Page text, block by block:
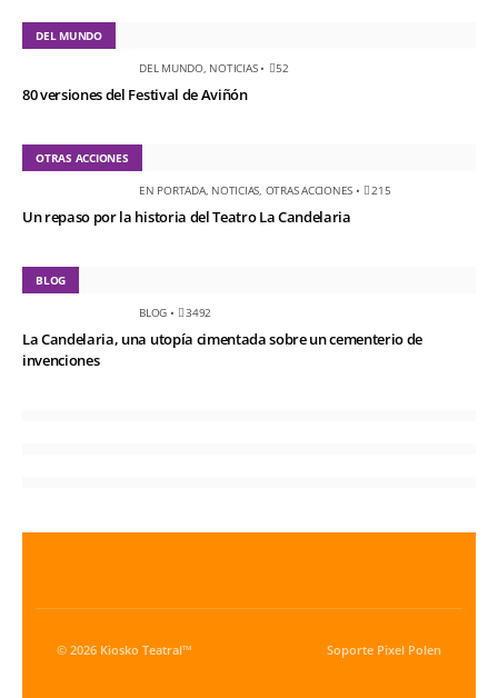
DEL MUNDO
DEL MUNDO, NOTICIAS• 52
80 versiones del Festival de Aviñón
OTRAS ACCIONES
EN PORTADA, NOTICIAS, OTRAS ACCIONES • 215
Un repaso por la historia del Teatro La Candelaria
BLOG
BLOG • 3492
La Candelaria, una utopía cimentada sobre un cementerio de
invenciones
© 2026 Kiosko Teatral™ Soporte Pixel Polen